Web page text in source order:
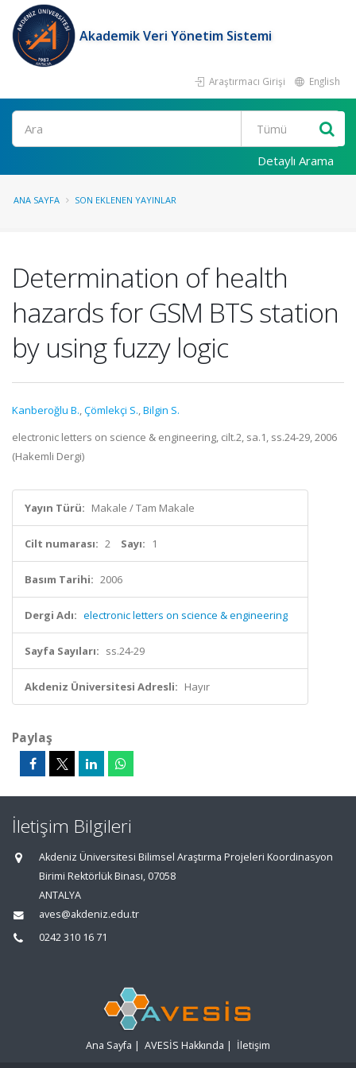
Akademik Veri Yönetim Sistemi
Araştırmacı Girişi English
Ara
Detaylı Arama
ANA SAYFA SON EKLENEN YAYINLAR
Determination of health
hazards for GSM BTS station
by using fuzzy logic
Kanberoğlu B.,Çömlekçi S.,Bilgin S.
electronic letters on science & engineering, cilt.2, sa.1, ss.24-29, 2006
(Hakemli Dergi)
Yayın Türü: Makale / Tam Makale
Cilt numarası: 2 Sayı: 1
Basım Tarihi: 2006
Dergi Adı: electronic letters on science & engineering
Sayfa Sayıları: ss.24-29
Akdeniz Üniversitesi Adresli: Hayır
Paylaş
İletişim Bilgileri
Akdeniz Üniversitesi Bilimsel Araştırma Projeleri Koordinasyon
Birimi Rektörlük Binası, 07058
ANTALYA
aves@akdeniz.edu.tr
0242 310 16 71
Ana Sayfa | AVESİS Hakkında | İletişim